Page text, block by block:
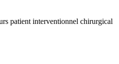
patient interventionnel chirurgical